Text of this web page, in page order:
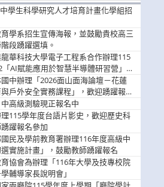
學生科學研究人才培育計畫化學組招
學系招生宣傳海報，並鼓勵貴校高三
段踴躍選填。
華科技大學電子工程系合作辦理115
「AI賦能應用於智慧半導體研習營」，
中辦理「2026面山面海論壇－花蓮
戶外安全實務課程」，歡迎踴躍報名
中高級測驗現正報名中
115學年度台語片影史，歡迎歷史科
躍報名參加
民及學前教育署辦理116年度高級中
實施計畫」，鼓勵教師踴躍報名
協會為辦理「116年大學及技專校院
輔導家長說明會」